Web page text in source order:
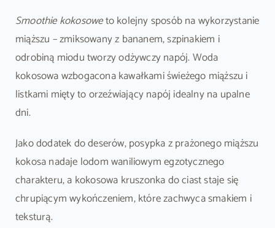
Smoothie kokosoweto kolejny sposób na wykorzystanie
miąższu – zmiksowany z bananem, szpinakiem i
odrobiną miodu tworzy odżywczy napój. Woda
kokosowa wzbogacona kawałkami świeżego miąższu i
listkami mięty to orzeźwiający napój idealny na upalne
dni.
Jako dodatek do deserów, posypka z prażonego miąższu
kokosa nadaje lodom waniliowym egzotycznego
charakteru, a kokosowa kruszonka do ciast staje się
chrupiącym wykończeniem, które zachwyca smakiem i
teksturą.